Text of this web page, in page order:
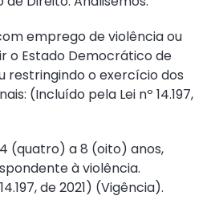
emprego de violência ou
o Estado Democrático de
restringindo o exercício dos
(Incluído pela Lei nº 14.197,
(quatro) a 8 (oito) anos,
à violência.
de 2021) (Vigência).